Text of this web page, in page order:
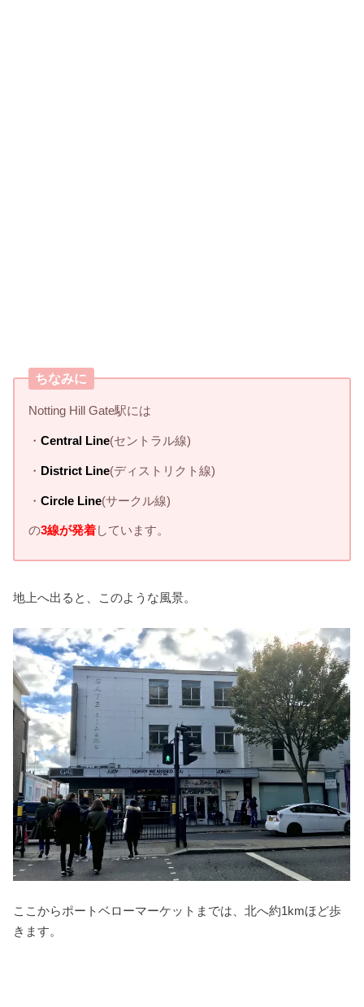
ちなみに
Notting Hill Gate駅には
・Central Line(セントラル線)
・ District Line(ディストリクト線)
・Circle Line(サークル線)
の3線が発着しています。
地上へ出ると、このような風景。
ここからポートベローマーケットまでは、北へ約1kmほど歩
きます。